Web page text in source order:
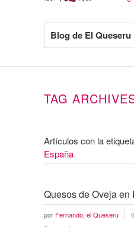
Blog de El Queseru
TAG
Artículos con la
España
Quesos de Oveja en
por Fernando, el Queseru